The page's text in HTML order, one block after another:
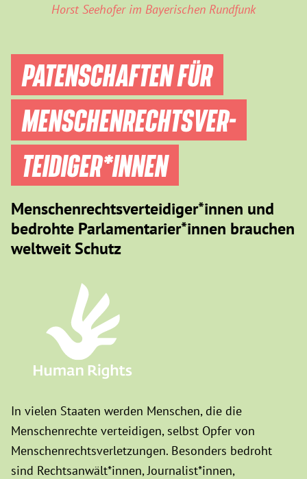
Horst Seehofer im Bayerischen Rundfunk
PATENSCHAFTEN FÜR
MENSCHEN­RECHTS­VER­
TEIDIGER­*INNEN
Menschenrechtsverteidiger*innen und
bedrohte Parlamentarier*innen brauchen
weltweit Schutz
In vielen Staaten werden Menschen, die die
Menschenrechte verteidigen, selbst Opfer von
Menschenrechtsverletzungen. Besonders bedroht
sind Rechtsanwält*innen, Journalist*innen,